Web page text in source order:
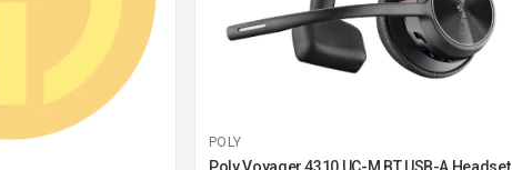
POLY
Poly Voyager 4310 UC-M BT USB-A Headset